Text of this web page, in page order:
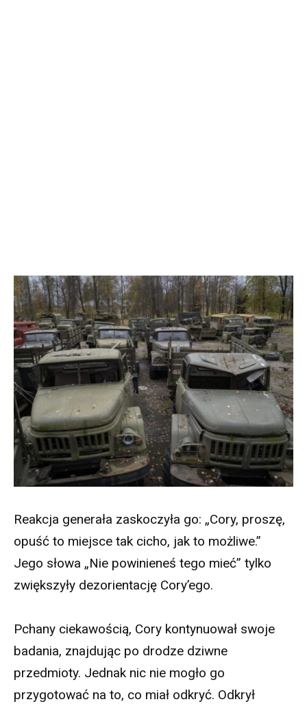
Reakcja generała zaskoczyła go: „Cory, proszę,
opuść to miejsce tak cicho, jak to możliwe.”
Jego słowa „Nie powinieneś tego mieć” tylko
zwiększyły dezorientację Cory’ego.
Pchany ciekawością, Cory kontynuował swoje
badania, znajdując po drodze dziwne
przedmioty. Jednak nic nie mogło go
przygotować na to, co miał odkryć. Odkrył